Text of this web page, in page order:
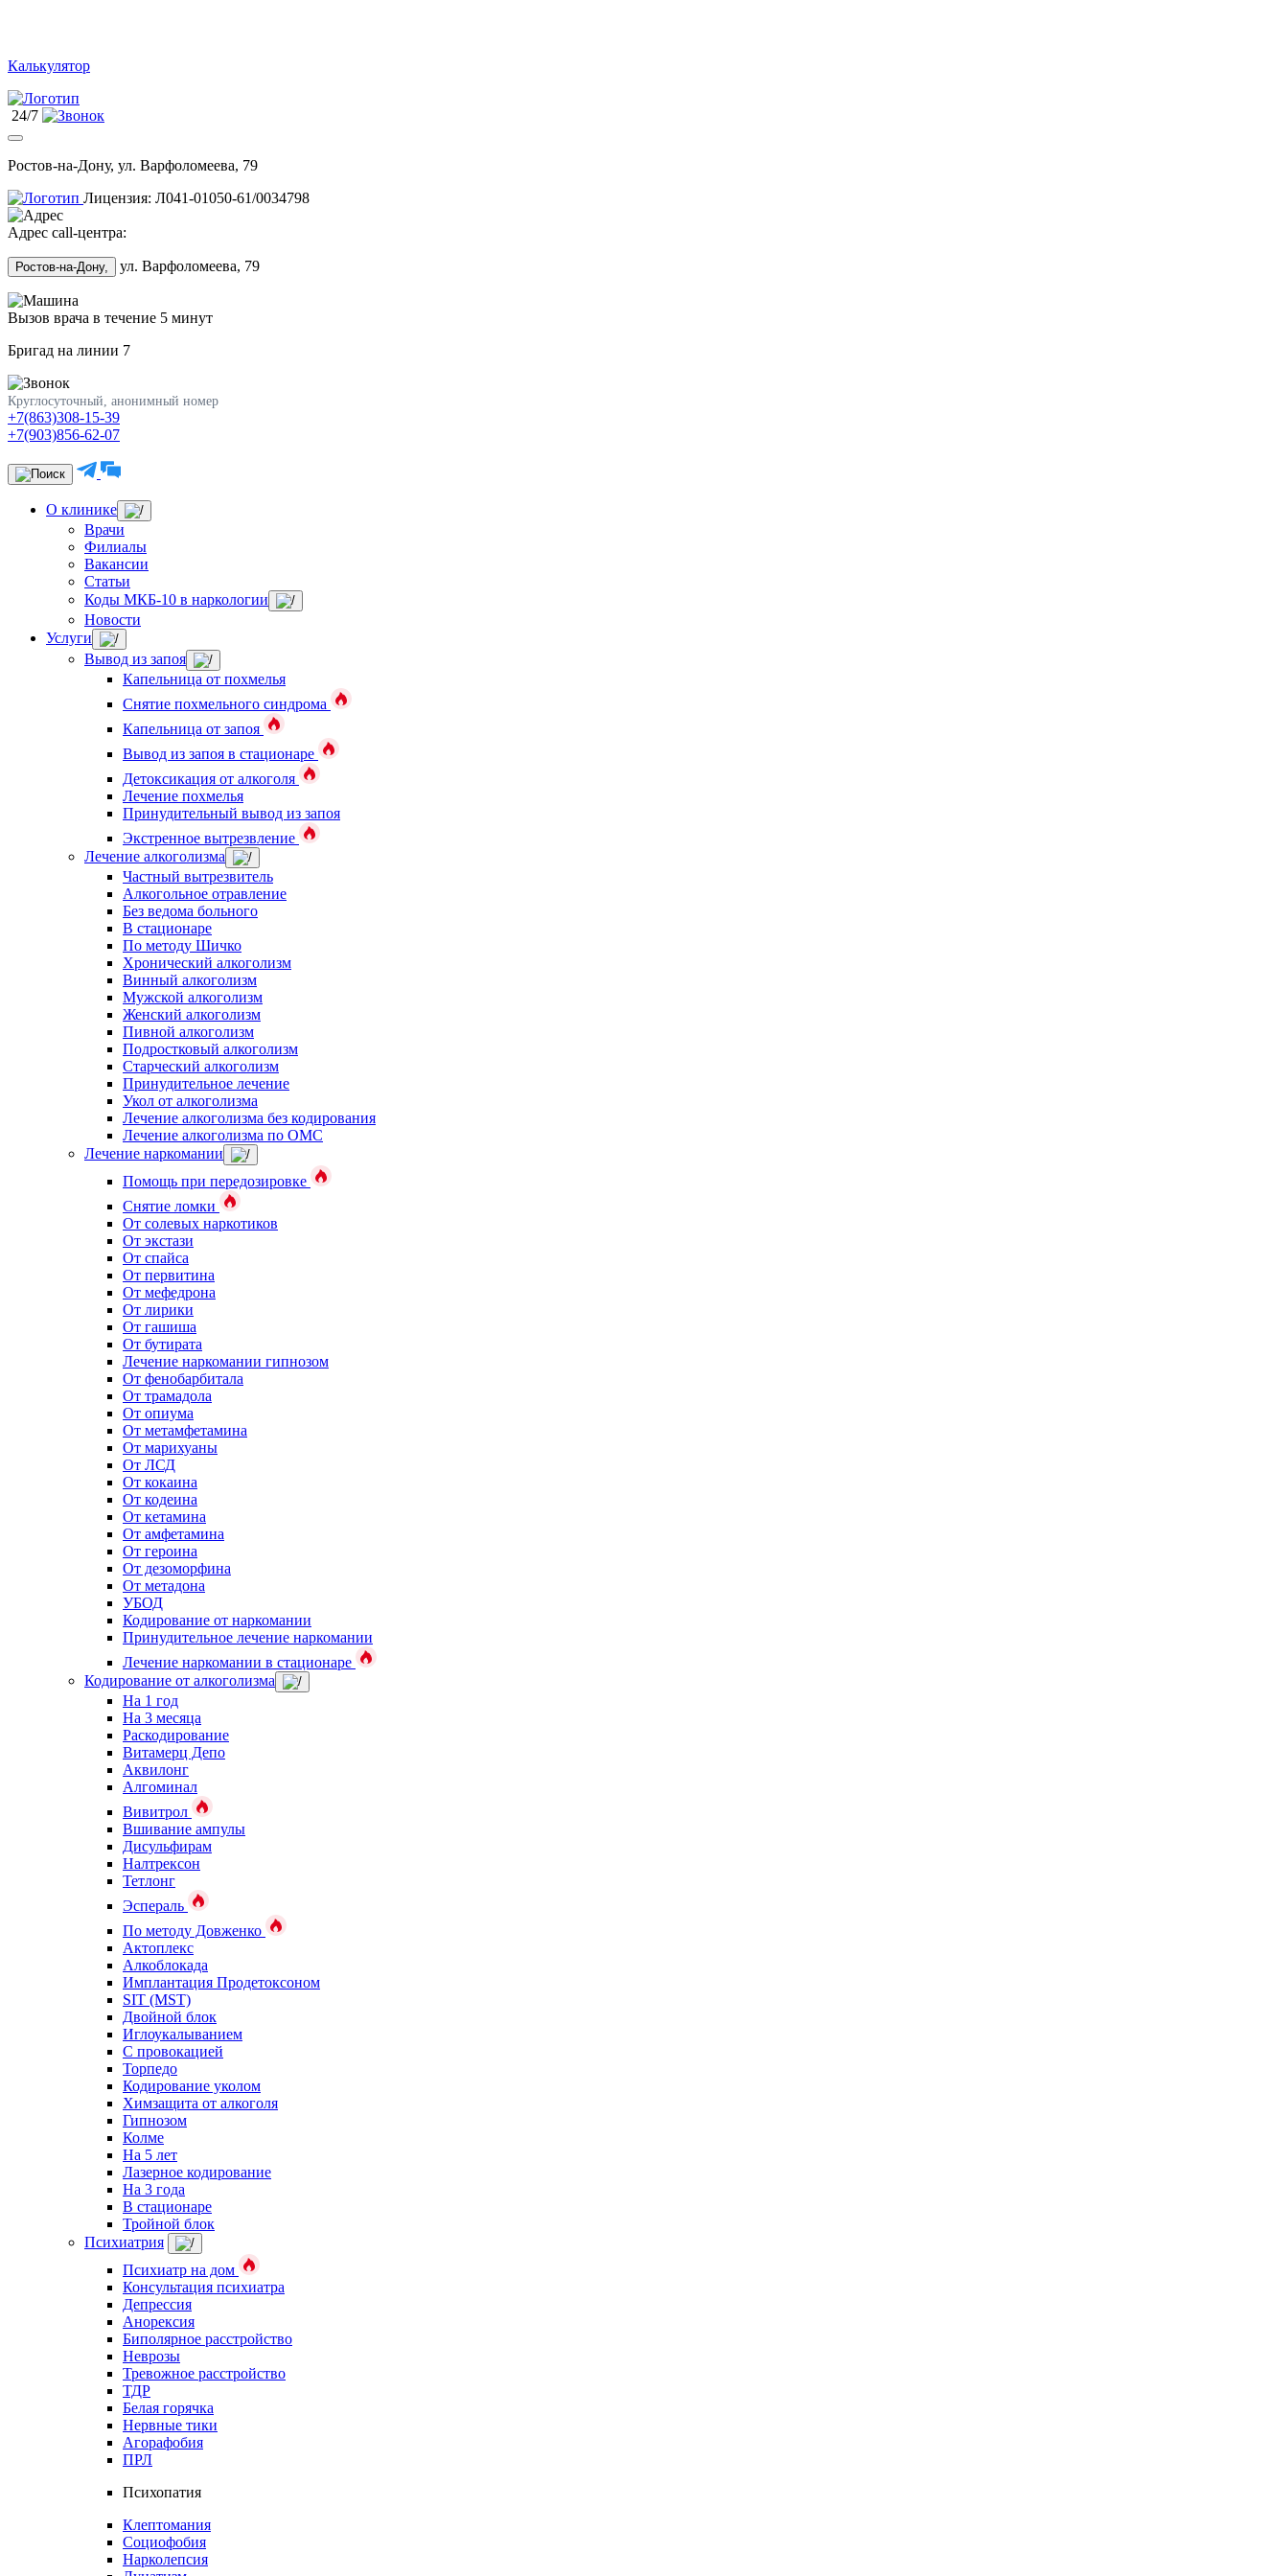
Калькулятор
24/7
Ростов-на-Дону, ул. Варфоломеева, 79
Лицензия: Л041-01050-61/0034798
Адрес call-центра:
Ростов-на-Дону, ул. Варфоломеева, 79
Вызов врача в течение 5 минут
Бригад на линии 7
Круглосуточный, анонимный номер
+7(863)308-15-39
+7(903)856-62-07
О клинике
Врачи
Филиалы
Вакансии
Статьи
Коды МКБ-10 в наркологии
Новости
Услуги
Вывод из запоя
Капельница от похмелья
Снятие похмельного синдрома
Капельница от запоя
Вывод из запоя в стационаре
Детоксикация от алкоголя
Лечение похмелья
Принудительный вывод из запоя
Экстренное вытрезвление
Лечение алкоголизма
Частный вытрезвитель
Алкогольное отравление
Без ведома больного
В стационаре
По методу Шичко
Хронический алкоголизм
Винный алкоголизм
Мужской алкоголизм
Женский алкоголизм
Пивной алкоголизм
Подростковый алкоголизм
Старческий алкоголизм
Принудительное лечение
Укол от алкоголизма
Лечение алкоголизма без кодирования
Лечение алкоголизма по ОМС
Лечение наркомании
Помощь при передозировке
Снятие ломки
От солевых наркотиков
От экстази
От спайса
От первитина
От мефедрона
От лирики
От гашиша
От бутирата
Лечение наркомании гипнозом
От фенобарбитала
От трамадола
От опиума
От метамфетамина
От марихуаны
От ЛСД
От кокаина
От кодеина
От кетамина
От амфетамина
От героина
От дезоморфина
От метадона
УБОД
Кодирование от наркомании
Принудительное лечение наркомании
Лечение наркомании в стационаре
Кодирование от алкоголизма
На 1 год
На 3 месяца
Раскодирование
Витамерц Депо
Аквилонг
Алгоминал
Вивитрол
Вшивание ампулы
Дисульфирам
Налтрексон
Тетлонг
Эспераль
По методу Довженко
Актоплекс
Алкоблокада
Имплантация Продетоксоном
SIT (MST)
Двойной блок
Иглоукалыванием
С провокацией
Торпедо
Кодирование уколом
Химзащита от алкоголя
Гипнозом
Колме
На 5 лет
Лазерное кодирование
На 3 года
В стационаре
Тройной блок
Психиатрия
Психиатр на дом
Консультация психиатра
Депрессия
Анорексия
Биполярное расстройство
Неврозы
Тревожное расстройство
ТДР
Белая горячка
Нервные тики
Агорафобия
ПРЛ
Психопатия
Клептомания
Социофобия
Нарколепсия